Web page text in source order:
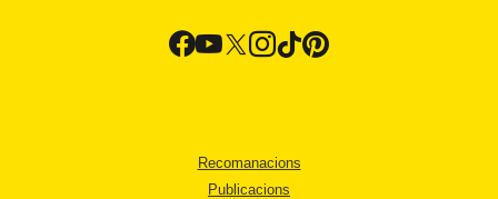
Recomanacions
Publicacions